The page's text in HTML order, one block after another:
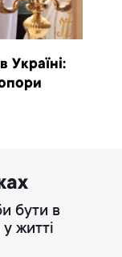
Україні:
бути в
житті